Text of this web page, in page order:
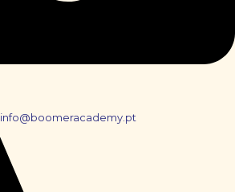
info@boomeracademy.pt